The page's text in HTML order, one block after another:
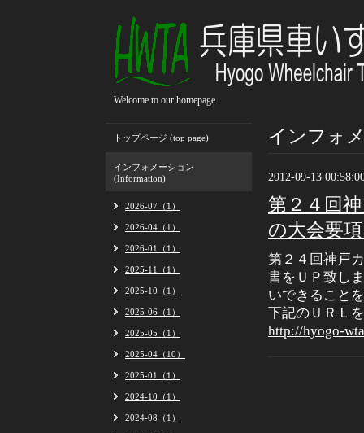
Welcome to our homepage
インフォ
2012-09-13
第２４回
の大会要
第２４回神戸
書をＵＰ致し
いできること
下記のＵＲＬ
http://hyogo-
トップページ (top page)
インフォメーション
(Information)
2026-07（1）
2026-04（1）
2026-01（1）
2025-11（1）
2025-10（1）
2025-06（1）
2025-05（1）
2025-04（10）
2025-01（1）
2024-10（1）
2024-08（1）